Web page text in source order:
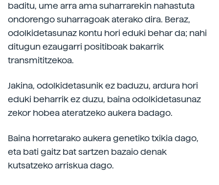
baditu, ume arra ama suharrarekin nahastuta
ondorengo suharragoak aterako dira. Beraz,
odolkidetasunaz kontu hori eduki behar da; nahi
ditugun ezaugarri positiboak bakarrik
transmititzekoa.
Jakina, odolkidetasunik ez baduzu, ardura hori
eduki beharrik ez duzu, baina odolkidetasunaz
zekor hobea ateratzeko aukera badago.
Baina horretarako aukera genetiko txikia dago,
eta bati gaitz bat sartzen bazaio denak
kutsatzeko arriskua dago.